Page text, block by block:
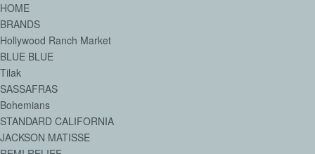
HOME
BRANDS
Hollywood Ranch Market
BLUE BLUE
Tilak
SASSAFRAS
Bohemians
STANDARD CALIFORNIA
JACKSON MATISSE